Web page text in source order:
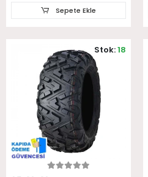
Sepete Ekle
Sepete Ekle
Stok:18